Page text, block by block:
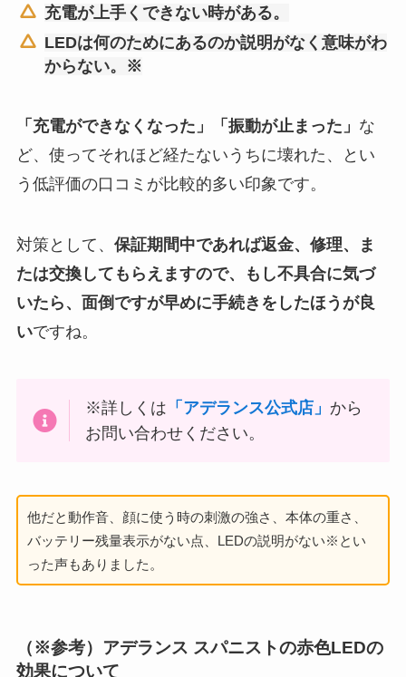
充電が上手くできない時がある。
LEDは何のためにあるのか説明がなく意味がわ
からない。※
「充電ができなくなった」「振動が止まった」 な
ど、使ってそれほど経たないうちに壊れた、とい
う低評価の口コミが比較的多い印象です。
対策として、 保証期間中であれば返金、修理、ま
たは交換してもらえますので、もし不具合に気づ
いたら、面倒ですが早めに手続きをしたほうが良
いですね。
※詳しくは 「アデランス公式店」 から
お問い合わせください。
他だと動作音、顔に使う時の刺激の強さ、本体の重さ、
バッテリー残量表示がない点、LEDの説明がない※とい
った声もありました。
（※参考）アデランス スパニストの赤色LEDの
効果について